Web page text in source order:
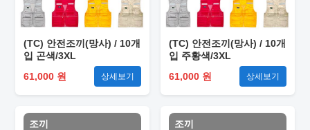
(TC) 안전조끼(망사) / 10개
입 곤색/3XL
61,000 원
상세보기
(TC) 안전조끼(망사) / 10개
입 주황색/3XL
61,000 원
상세보기
조끼 조끼